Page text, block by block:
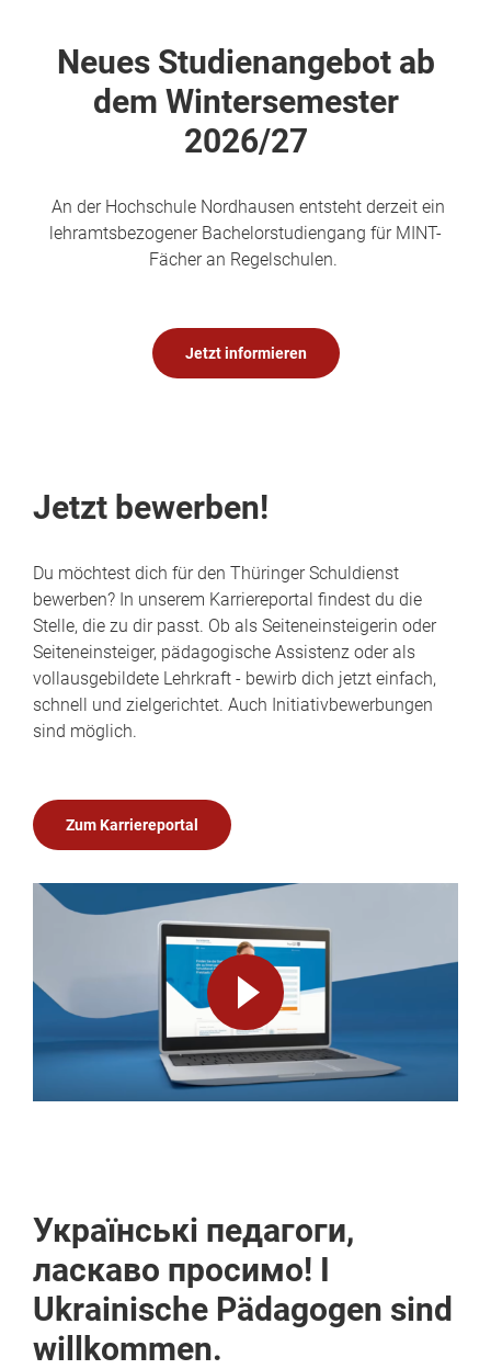
Neues Studienangebot ab
dem Wintersemester
2026/27
An der Hochschule Nordhausen entsteht derzeit ein
lehramtsbezogener Bachelorstudiengang für MINT-
Fächer an Regelschulen.
Jetzt informieren
Jetzt bewerben!
Du möchtest dich für den Thüringer Schuldienst
bewerben? In unserem Karriereportal findest du die
Stelle, die zu dir passt. Ob als Seiteneinsteigerin oder
Seiteneinsteiger, pädagogische Assistenz oder als
vollausgebildete Lehrkraft - bewirb dich jetzt einfach,
schnell und zielgerichtet. Auch Initiativbewerbungen
sind möglich.
Zum Karriereportal
Video
abspielen
Українські педагоги,
ласкаво просимо! I
Ukrainische Pädagogen sind
willkommen.